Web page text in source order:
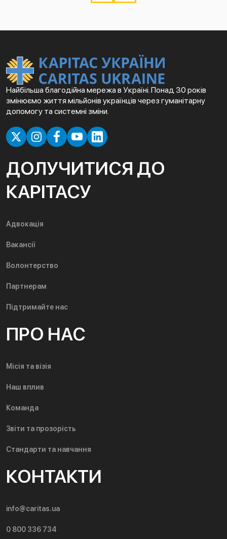
Найбільша благодійна мережа в Україні. Понад 30 років
змінюємо життя мільйонів українців через гуманітарну
допомогу та системні зміни.
ДОЛУЧИТИСЯ ДО
КАРІТАСУ
Адвокація
Вакансії
Волонтерство
Партнерам
Підтримайте нас
ПРО НАС
Місія та візія
Наш вплив
Команда
Звіти та прозорість
Стандарти та навчання
КОНТАКТИ
info@caritas.ua
0 800 336 734